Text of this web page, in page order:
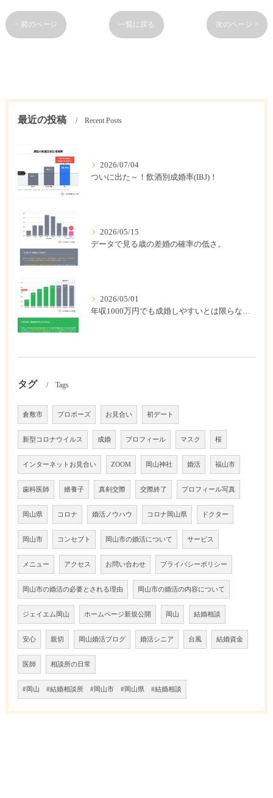
< 前のページ 一覧に戻る 次のページ >
最近の投稿 Recent Posts
2026/07/04
ついに出た～！飲酒別成婚率(IBJ)！
2026/05/15
データで見る歳の差婚の確率の低さ。
2026/05/01
年収1000万円でも成婚しやすいとは限らない? 「年収帯別の成婚率」のリアル
タグ Tags
倉敷市 プロポーズ お見合い 初デート
新型コロナウイルス 成婚 プロフィール マスク 桜
インターネットお見合い ZOOM 岡山神社 婚活 福山市
歯科医師 婿養子 真剣交際 交際終了 プロフィール写真
岡山県 コロナ 婚活ノウハウ コロナ岡山県 ドクター
岡山市 コンセプト 岡山市の婚活について サービス
メニュー アクセス お問い合わせ プライバシーポリシー
岡山市の婚活の必要とされる理由 岡山市の婚活の内容について
ジェイエム岡山 ホームページ新規公開 岡山 結婚相談
安心 親切 岡山婚活ブログ 婚活シニア 台風 結婚資金
医師 相談所の日常
#岡山 #結婚相談所 #岡山市 #岡山県 #結婚相談